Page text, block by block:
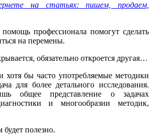
на статьях: пишем, продаем,
профессионала помогут сделать
на перемены.
обязательно откроется другая…
хотя бы часто употребляемые методики
для более детального исследования.
общее представление о задачах
и многообразии методик,
будет полезно.